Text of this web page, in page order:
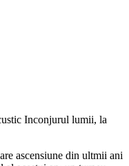
Inconjurul lumii, la
ascensiune din ultmii ani